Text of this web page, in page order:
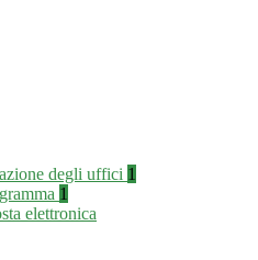
degli uffici 1
1
elettronica